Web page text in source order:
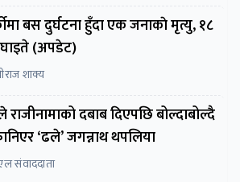
बस दुर्घटना हुँदा एक जनाकाे मृत्यु, १८
(अपडेट)
शाक्य
राजीनामाको दबाब दिएपछि बोल्दाबोल्दै
‘ढले’ जगन्नाथ थपलिया
संवाददाता